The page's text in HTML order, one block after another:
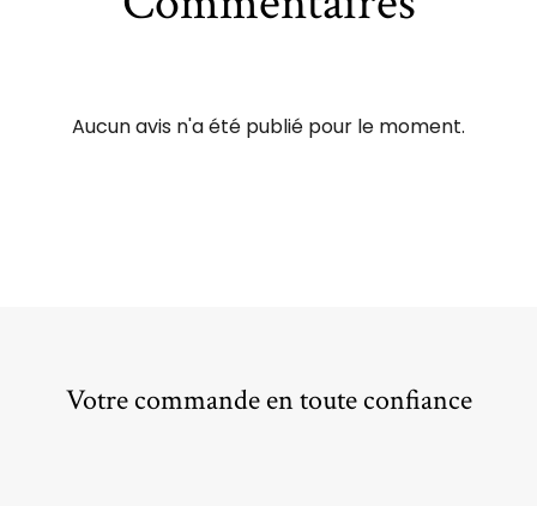
Aucun avis n'a été publié pour le moment.
Votre commande en toute confiance